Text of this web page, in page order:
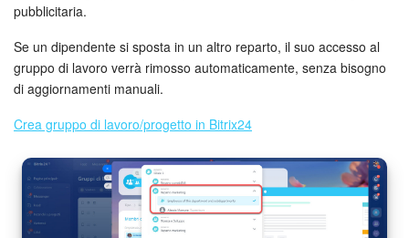
pubblicitaria.
Se un dipendente si sposta in un altro reparto, il suo accesso al
gruppo di lavoro verrà rimosso automaticamente, senza bisogno
di aggiornamenti manuali.
Crea gruppo di lavoro/progetto in Bitrix24